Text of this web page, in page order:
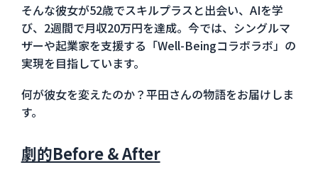
そんな彼女が52歳でスキルプラスと出会い、AIを学
び、2週間で月収20万円を達成。今では、シングルマ
ザーや起業家を支援する「Well-Beingコラボラボ」の
実現を目指しています。
何が彼女を変えたのか？平田さんの物語をお届けしま
す。
劇的Before & After